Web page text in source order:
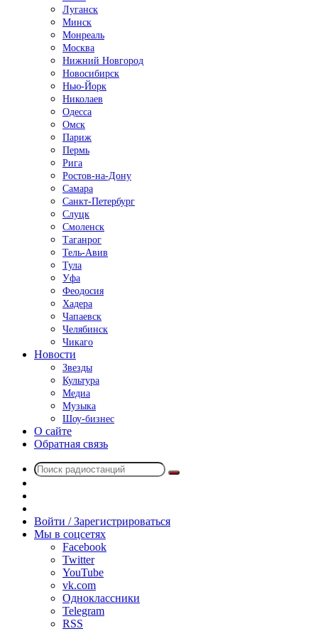
Луганск
Минск
Монреаль
Москва
Нижний Новгород
Новосибирск
Нью-Йорк
Николаев
Одесса
Омск
Париж
Пермь
Рига
Ростов-на-Дону
Самара
Санкт-Петербург
Слуцк
Смоленск
Таганрог
Тель-Авив
Тула
Уфа
Феодосия
Хадера
Чапаевск
Челябинск
Чикаго
Новости
Звезды
Культура
Медиа
Музыка
Шоу-бизнес
О сайте
Обратная связь
Поиск
радио
Войти / Зарегистрироваться
Мы в соцсетях
Facebook
Twitter
YouTube
vk.com
Одноклассники
Telegram
RSS